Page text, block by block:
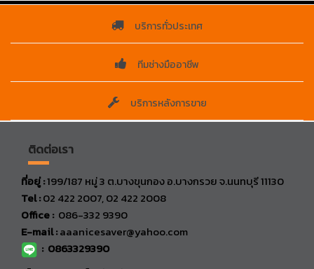
บริการทั่วประเทศ
ทีมช่างมืออาชีพ
บริการหลังการขาย
ติดต่อเรา
ที่อยู่ :199/187 หมู่ 3 ต.บางขุนกอง อ.บางกรวย จ.นนทบุรี 11130
Tel :02 422 2007, 02 422 2008
Office : 086-332 9390
E-mail :aaanicesaver@yahoo.com
: 0863329390